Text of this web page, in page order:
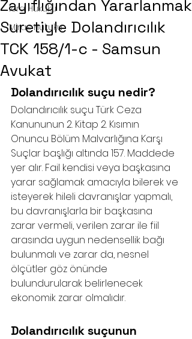
İcra Hukuku
Miras Hukuku
Zayıflığından Yararlanmak
Suretiyle Dolandırıcılık
TCK 158/1-c - Samsun
Avukat
Dolandırıcılık suçu nedir?
Dolandırıcılık suçu Türk Ceza
Kanununun 2. Kitap 2. Kısımın
Onuncu Bölüm Malvarlığına Karşı
Suçlar başlığı altında 157. Maddede
yer alır. Fail kendisi veya başkasına
yarar sağlamak amacıyla bilerek ve
isteyerek hileli davranışlar yapmalı,
bu davranışlarla bir başkasına
zarar vermeli, verilen zarar ile fiil
arasında uygun nedensellik bağı
bulunmalı ve zarar da, nesnel
ölçütler göz önünde
bulundurularak belirlenecek
ekonomik zarar olmalıdır.
Dolandırıcılık suçunun